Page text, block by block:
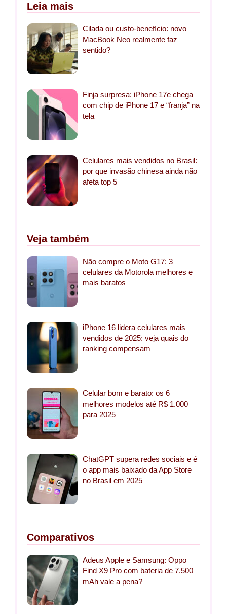
Leia mais
Cilada ou custo-benefício: novo
MacBook Neo realmente faz
sentido?
Finja surpresa: iPhone 17e chega
com chip de iPhone 17 e “franja” na
tela
Celulares mais vendidos no Brasil:
por que invasão chinesa ainda não
afeta top 5
Veja também
Não compre o Moto G17: 3
celulares da Motorola melhores e
mais baratos
iPhone 16 lidera celulares mais
vendidos de 2025: veja quais do
ranking compensam
Celular bom e barato: os 6
melhores modelos até R$ 1.000
para 2025
ChatGPT supera redes sociais e é
o app mais baixado da App Store
no Brasil em 2025
Comparativos
Adeus Apple e Samsung: Oppo
Find X9 Pro com bateria de 7.500
mAh vale a pena?